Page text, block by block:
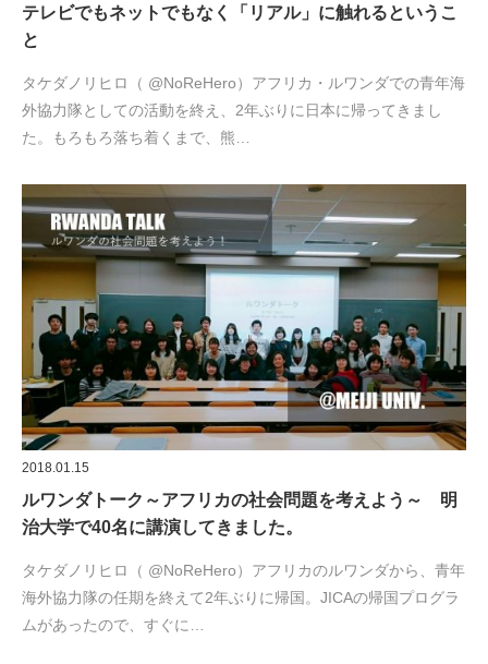
テレビでもネットでもなく「リアル」に触れるというこ
と
タケダノリヒロ（ @NoReHero）アフリカ・ルワンダでの青年海
外協力隊としての活動を終え、2年ぶりに日本に帰ってきまし
た。もろもろ落ち着くまで、熊…
2018.01.15
ルワンダトーク～アフリカの社会問題を考えよう～ 明
治大学で40名に講演してきました。
タケダノリヒロ（ @NoReHero）アフリカのルワンダから、青年
海外協力隊の任期を終えて2年ぶりに帰国。JICAの帰国プログラ
ムがあったので、すぐに…